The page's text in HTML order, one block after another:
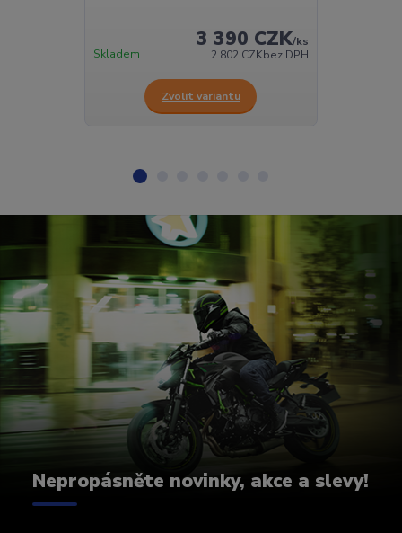
3 390 CZK/ks
2 802 CZKbez DPH
Skladem
Zvolit variantu
Nepropásněte novinky, akce a slevy!